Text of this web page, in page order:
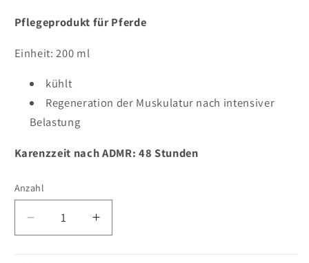
Pflegeprodukt für Pferde
Einheit: 200 ml
kühlt
Regeneration der Muskulatur nach intensiver
Belastung
Karenzzeit nach ADMR: 48 Stunden
Anzahl
Verringere
die
Erhöhe
die